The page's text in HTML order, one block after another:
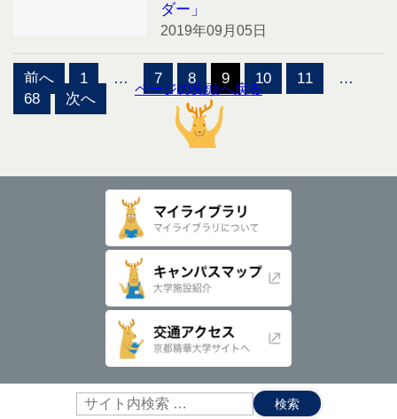
ダー」
2019年09月05日
投
稿
の
前へ 1 … 7 8 9 10 11
…
68
次へ
ページの先頭へ戻る
サ
イ